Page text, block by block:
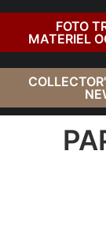
FOTO
MATERIEL